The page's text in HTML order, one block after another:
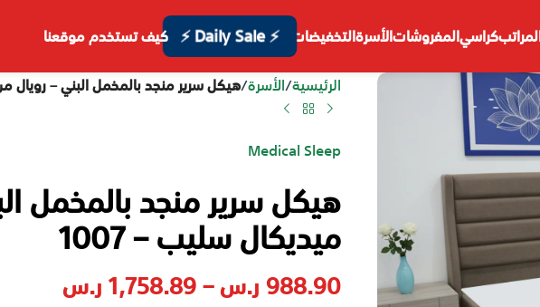
كراسيالمفروشاتالأسرةالتخفيضات ⚡ Daily Sale ⚡
كيف تستخدم موقعنا
الرئيسية/الأسرة/هيكل سرير منجد بالمخمل البني – رويال
Medical Sleep
هيكل سرير منجد بالمخمل
ميديكال سليب – 1007
988.90ر.س–
1,758.89ر.س